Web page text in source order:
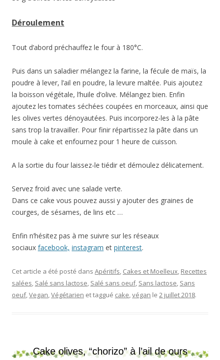
Déroulement
Tout d’abord préchauffez le four à 180°C.
Puis dans un saladier mélangez la farine, la fécule de maïs, la
poudre à lever, l’ail en poudre, la levure maltée. Puis ajoutez
la boisson végétale, l’huile d’olive. Mélangez bien. Enfin
ajoutez les tomates séchées coupées en morceaux, ainsi que
les olives vertes dénoyautées. Puis incorporez-les à la pâte
sans trop la travailler. Pour finir répartissez la pâte dans un
moule à cake et enfournez pour 1 heure de cuisson.
A la sortie du four laissez-le tiédir et démoulez délicatement.
Servez froid avec une salade verte.
Dans ce cake vous pouvez aussi y ajouter des graines de
courges, de sésames, de lins etc …
Enfin n’hésitez pas à me suivre sur les réseaux
sociaux facebook, instagram et pinterest.
Cet article a été posté dans Apéritifs, Cakes et Moelleux, Recettes
salées, Salé sans lactose, Salé sans oeuf, Sans lactose, Sans
oeuf,Vegan,Végétarien et taggué cake,végan le 2 juillet 2018.
Cake olives, “chorizo” à l’ail de ours